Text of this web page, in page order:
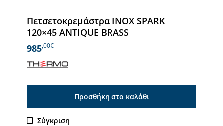
Πετσετοκρεμάστρα INOX SPARK
120×45 ANTIQUE BRASS
985,00€
Προσθήκη στο καλάθι
Σύγκριση